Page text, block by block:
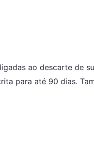
ao descarte de
para até 90 dias.